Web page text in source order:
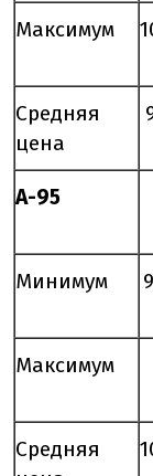
Максимум
Средняя
цена
А-95
Минимум
Максимум
Средняя